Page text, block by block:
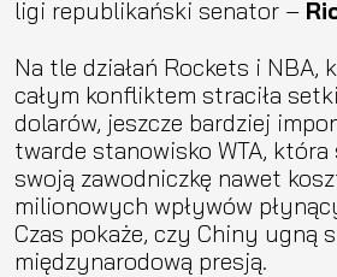
ligi republikański senator –
Na tle działań Rockets i NBA,
całym konfliktem straciła
dolarów, jeszcze bardziej
twarde stanowisko WTA,
swoją zawodniczkę nawet
milionowych wpływów
Czas pokaże, czy Chiny ugną
międzynarodową presją.